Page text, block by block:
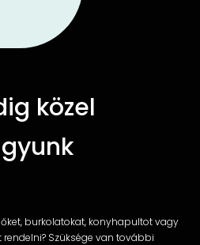
közel
burkolatokat, konyhapultot vagy
Szüksége van további